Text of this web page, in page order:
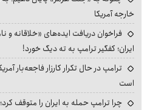
خارجه آمریکا
فراخوان دریافت ایده‌های «خلاقانه و
ایران؛ کفگیر ترامپ به ته دیگ خورد!
ترامپ در حال تکرار کارزار فاجعه‌بار
است
چرا ترامپ حمله به ایران را متوقف